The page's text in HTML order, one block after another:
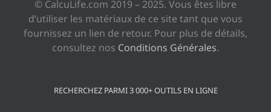
© CalcuLife.com 2019 – 2025. Vous êtes libre
d’utiliser les matériaux de ce site tant que vous
fournissez un lien de retour. Pour plus de détails,
consultez nos Conditions Générales.
RECHERCHEZ PARMI 3 000+ OUTILS EN LIGNE